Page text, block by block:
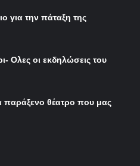
για την πάταξη της
Ολες οι εκδηλώσεις του
θέατρο που μας